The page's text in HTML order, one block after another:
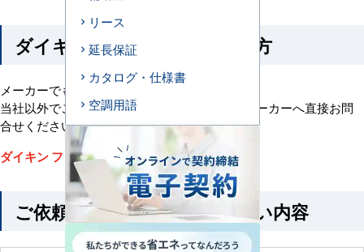
ダイキンに修理を依頼される方
メーカーでも修理対応を行っております。
当社以外でご購入、設置されたお客さまは、メーカーへ直接お問
合せください。
ダイキン フリーダイヤル：0120-88-1081
ご依頼時に添えていただきたい内容
リース
延長保証
カタログ・仕様書
空調用語